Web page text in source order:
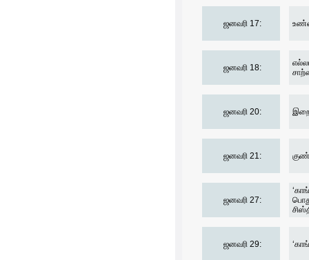
ஜனவரி 17:
ஜனவரி 18:
ஜனவரி 20:
ஜனவரி 21:
ஜனவரி 27:
ஜனவரி 29: